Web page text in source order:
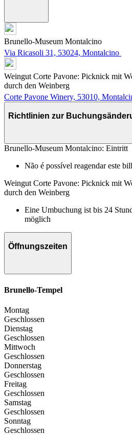
Brunello-Museum Montalcino
Via Ricasoli 31, 53024, Montalcino
Weingut Corte Pavone: Picknick mit
durch den Weinberg
Corte Pavone Winery, 53010,
Richtlinien zur
Brunello-Museum Montalcino: Eintritt
Não é possível reagendar este
Weingut Corte Pavone: Picknick mit
durch den Weinberg
Eine Umbuchung ist bis 24
möglich
Öffnungszeiten
Brunello-Tempel
Montag
Geschlossen
Dienstag
Geschlossen
Mittwoch
Geschlossen
Donnerstag
Geschlossen
Freitag
Geschlossen
Samstag
Geschlossen
Sonntag
Geschlossen